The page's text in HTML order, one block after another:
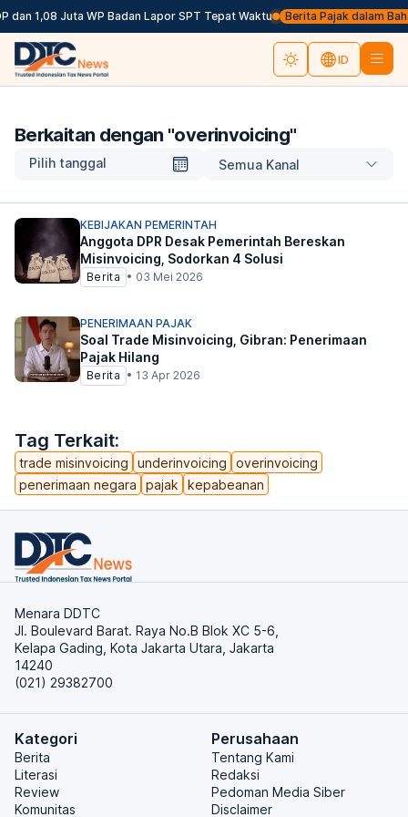
dan 1,08 Juta WP Badan Lapor SPT Tepat Waktu Berita Pajak dalam
ID
Berkaitan dengan "overinvoicing"
Pilih tanggal Semua Kanal
Tag Terkait:
trade misinvoicing underinvoicing
overinvoicing
penerimaan negara
pajak kepabeanan
KEBIJAKAN PEMERINTAH
Anggota DPR Desak Pemerintah Bereskan
Misinvoicing, Sodorkan 4 Solusi
Berita • 03 Mei 2026
PENERIMAAN PAJAK
Soal Trade Misinvoicing, Gibran: Penerimaan
Pajak Hilang
Berita • 13 Apr 2026
Menara DDTC
Jl. Boulevard Barat. Raya No.B Blok XC 5-6,
Kelapa Gading, Kota Jakarta Utara, Jakarta
14240
(021) 29382700
Kategori
Berita
Literasi
Review
Komunitas
Perusahaan
Tentang Kami
Redaksi
Pedoman Media Siber
Disclaimer